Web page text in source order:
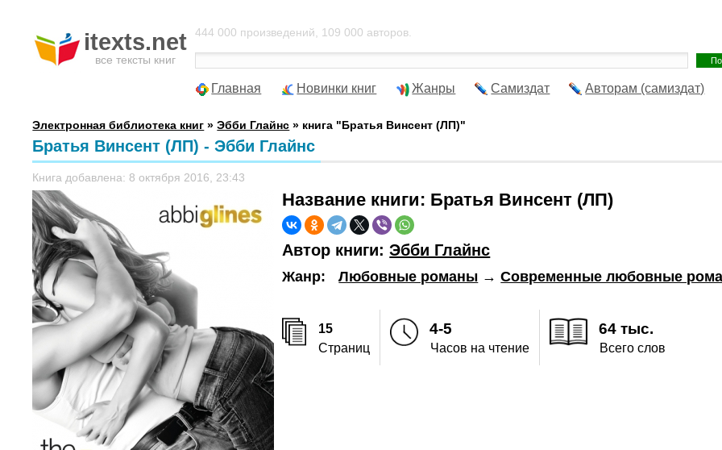
itexts.net
все тексты книг
444 000 произведений, 109 000 авторов.
Главная Новинки книг Жанры Самиздат Авторам (самиздат)
Электронная библиотека книг »Эбби Глайнс » книга "Братья Винсент (ЛП)"
Братья Винсент (ЛП) - Эбби Глайнс
Книга добавлена: 8 октября 2016, 23:43
Название книги: Братья Винсент (ЛП)
Автор книги:Эбби Глайнс
Жанр: Любовные романы →Современные любовные
15
Страниц
4-5
Часов на чтение
64 тыс.
Всего слов